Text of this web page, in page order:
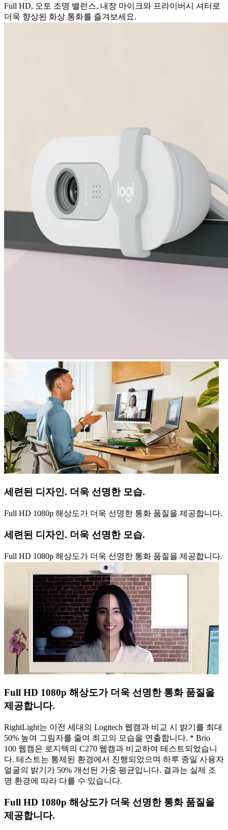
Full HD, 오토 조명 밸런스, 내장 마이크와 프라이버시 셔터로
더욱 향상된 화상 통화를 즐겨보세요.
세련된 디자인. 더욱 선명한 모습.
Full HD 1080p 해상도가 더욱 선명한 통화 품질을 제공합니다.
세련된 디자인. 더욱 선명한 모습.
Full HD 1080p 해상도가 더욱 선명한 통화 품질을 제공합니다.
Full HD 1080p 해상도가 더욱 선명한 통화 품질을
제공합니다.
RightLight는 이전 세대의 Logitech 웹캠과 비교 시 밝기를 최대
50% 높여 그림자를 줄여 최고의 모습을 연출합니다. * Brio
100 웹캠은 로지텍의 C270 웹캠과 비교하여 테스트되었습니
다. 테스트는 통제된 환경에서 진행되었으며 하루 종일 사용자
얼굴의 밝기가 50% 개선된 가중 평균입니다. 결과는 실제 조
명 환경에 따라 다를 수 있습니다.
Full HD 1080p 해상도가 더욱 선명한 통화 품질을
제공합니다.